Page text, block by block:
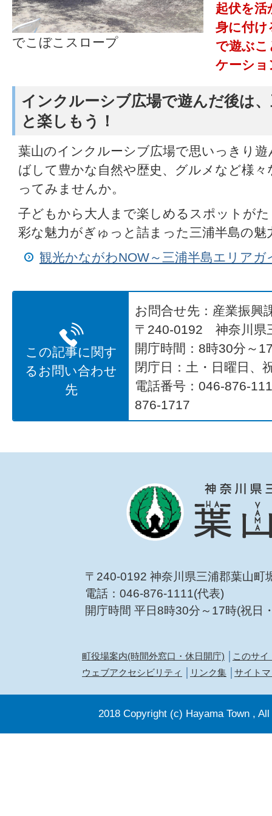
でこぼこスロープ
起伏を活
身に付け
で遊ぶ
ケーショ
インクルーシブ広場で遊んだ後は
と楽しもう！
葉山のインクルーシブ広場で思いっきり
ばして豊かな自然や歴史、グルメなど様
ってみませんか。
子どもから大人まで楽しめるスポットが
彩な魅力がぎゅっと詰まった三浦半島の
観光かながわNOW～三浦半島エリアガ
この記事に関す
るお問い合わせ
先
お問合せ先：産業振興
〒240-0192 神奈川県
開庁時間：8時30分～
閉庁日：土・日曜日、
電話番号：046-876-
876-1717
〒240-0192 神奈川県三浦郡葉山町
電話：046-876-1111(代表)
開庁時間 平日8時30分～17時(祝日
町役場案内(時間外窓口・休日開庁)
このサイ
ウェブアクセシビリティ
リンク集 サイト
2018 Copyright (c) Hayama Town ,